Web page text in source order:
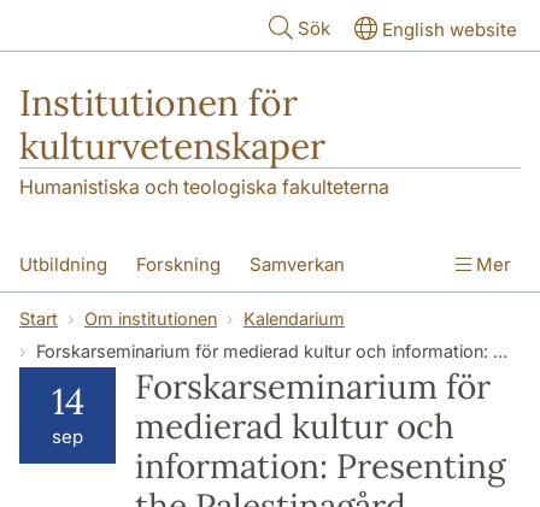
Sök English website
Institutionen för
kulturvetenskaper
Humanistiska och teologiska fakulteterna
Utbildning Forskning Samverkan
Om institutionen Kontakt
Mer
Start Om institutionen
Kalendarium
Forskarseminarium för medierad kultur och information: Presenting the Palestinagård Counter Archive Collective
14
sep
Forskarseminarium för
medierad kultur och
information: Presenting